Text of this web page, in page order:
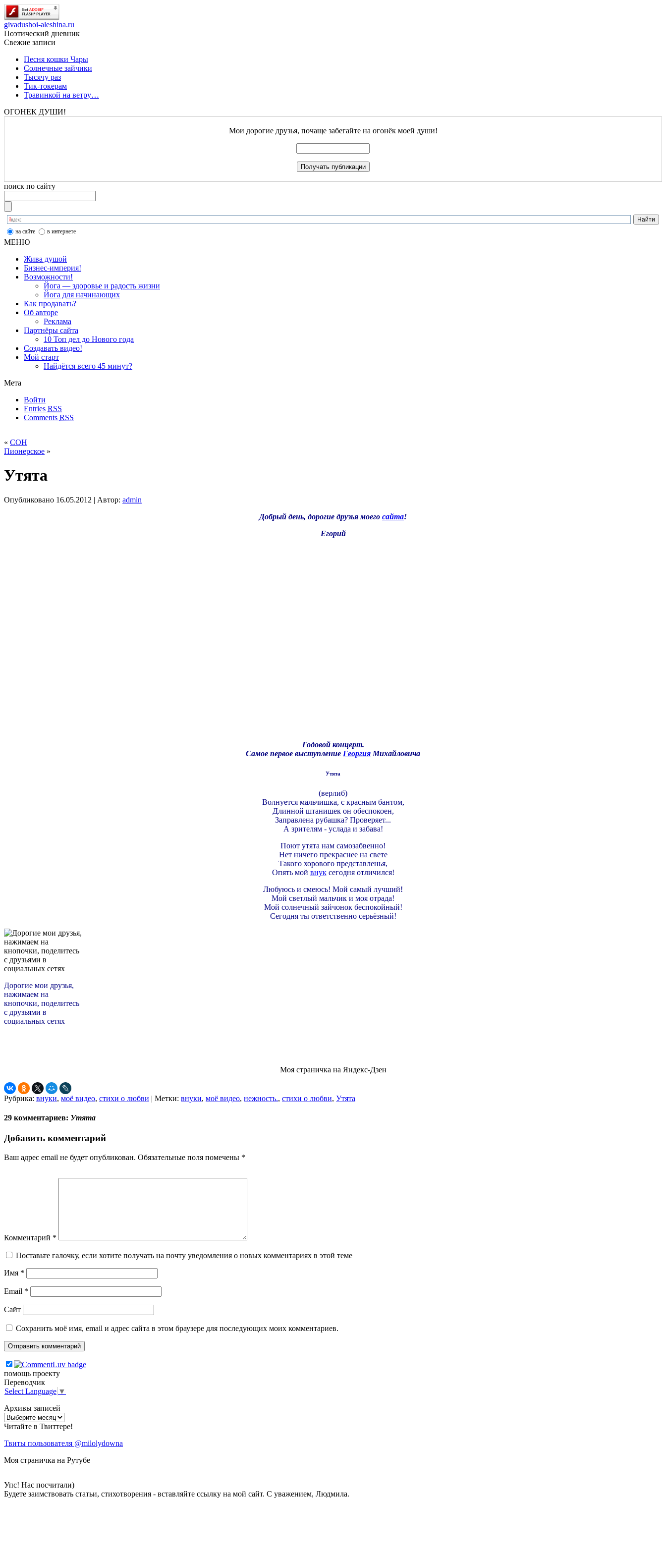
givadushoi-aleshina.ru
Поэтический дневник
Свежие записи
Песня кошки Чары
Солнечные зайчики
Тысячу раз
Тик-токерам
Травинкой на ветру…
ОГОНЕК ДУШИ!
Мои дорогие друзья, почаще забегайте на огонёк моей души!
поиск по сайту
на сайте в интернете
МЕНЮ
Жива душой
Бизнес-империя!
Возможности!
Йога — здоровье и радость жизни
Йога для начинающих
Как продавать?
Об авторе
Реклама
Партнёры сайта
10 Топ дел до Нового года
Создавать видео!
Мой старт
Найдётся всего 45 минут?
Мета
Войти
Entries RSS
Comments RSS
« СОН
Пионерское »
Утята
Опубликовано 16.05.2012 | Автор: admin
Добрый день, дорогие друзья моего сайта!
Егорий
Годовой концерт.
Самое первое выступление Георгия Михайловича
Утята
(верлиб)
Волнуется мальчишка, с красным бантом,
Длинной штанишек он обеспокоен,
Заправлена рубашка? Проверяет...
А зрителям - услада и забава!
Поют утята нам самозабвенно!
Нет ничего прекраснее на свете
Такого хорового представленья,
Опять мой внуксегодня отличился!
Любуюсь и смеюсь! Мой самый лучший!
Мой светлый мальчик и моя отрада!
Мой солнечный зайчонок беспокойный!
Сегодня ты ответственно серьёзный!
Дорогие мои друзья,
нажимаем на
кнопочки, поделитесь
с друзьями в
социальных сетях
Моя страничка на Яндекс-Дзен
Рубрика: внуки, моё видео, стихи о любви | Метки: внуки, моё видео, нежность., стихи о любви, Утята
29 комментариев: Утята
Добавить комментарий
Ваш адрес email не будет опубликован. Обязательные поля помечены *
Комментарий *
Поставьте галочку, если хотите получать на почту уведомления о новых комментариях в этой теме
Имя *
Email *
Сайт
Сохранить моё имя, email и адрес сайта в этом браузере для последующих моих комментариев.
помощь проекту
Переводчик
Select Language ▼
Архивы записей
Архивы
записей
Читайте в Твиттере!
Твиты пользователя @milolydowna
Моя страничка на Рутубе
Упс! Нас посчитали)
Будете заимствовать статьи, стихотворения - вставляйте ссылку на мой сайт. С уважением, Людмила.